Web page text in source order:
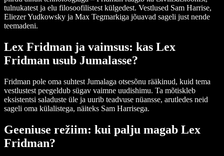
tulnukatest ja elu filosoofilistest külgedest. Vestlused Sam Harrise,
Eliezer Yudkowsky ja Max Tegmarkiga jõuavad sageli just nende
teemadeni.
Lex Fridman ja vaimsus: kas Lex
Fridman usub Jumalasse?
Fridman pole oma suhtest Jumalaga otsesõnu rääkinud, kuid tema
vestlustest peegeldub sügav vaimne uudishimu. Ta mõtiskleb
eksistentsi saladuste üle ja uurib teadvuse nüansse, arutledes neid
sageli oma külalistega, näiteks Sam Harrisega.
Geeniuse režiim: kui palju magab Lex
Fridman?